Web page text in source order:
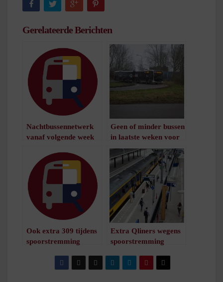
Gerelateerde Berichten
Nachtbussennetwerk
vanaf volgende week
minuut leestijd
Geen of minder bussen
in laatste weken voor
vakantie op aantal
buslijnen
/1minuut leestijd
Ook extra 309 tijdens
spoorstremming
Extra Qliners wegens
spoorstremming